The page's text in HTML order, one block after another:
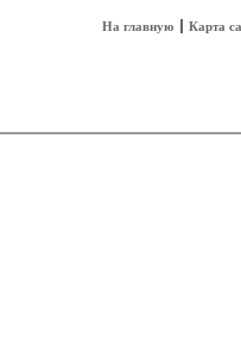
На главную Карта